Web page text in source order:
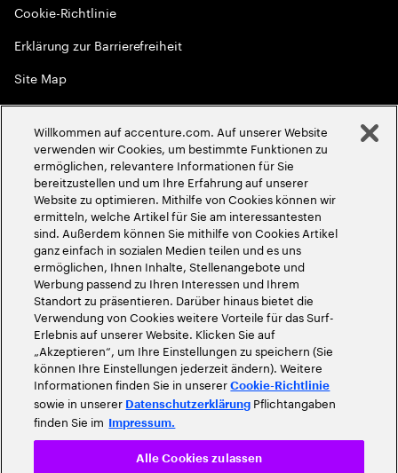
Cookie-Richtlinie
Erklärung zur Barrierefreiheit
Site Map
Globale Meritokratie
2026Accenture. Alle Rechte vorbehalten
Willkommen auf accenture.com. Auf unserer Website
verwenden wir Cookies, um bestimmte Funktionen zu
ermöglichen, relevantere Informationen für Sie
bereitzustellen und um Ihre Erfahrung auf unserer
Website zu optimieren. Mithilfe von Cookies können wir
ermitteln, welche Artikel für Sie am interessantesten
sind. Außerdem können Sie mithilfe von Cookies Artikel
ganz einfach in sozialen Medien teilen und es uns
ermöglichen, Ihnen Inhalte, Stellenangebote und
Werbung passend zu Ihren Interessen und Ihrem
Standort zu präsentieren. Darüber hinaus bietet die
Verwendung von Cookies weitere Vorteile für das Surf-
Erlebnis auf unserer Website. Klicken Sie auf
„Akzeptieren“, um Ihre Einstellungen zu speichern (Sie
können Ihre Einstellungen jederzeit ändern). Weitere
Informationen finden Sie in unsererCookie-Richtlinie
sowie in unserer Datenschutzerklärung Pflichtangaben
finden Sie im Impressum.
Alle Cookies zulassen